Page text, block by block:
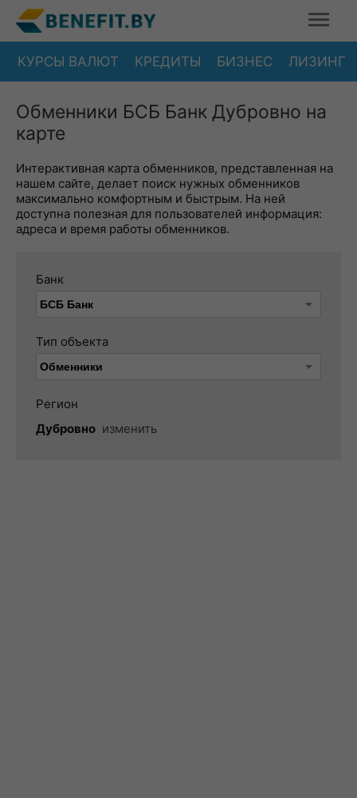
КУРСЫ ВАЛЮТ КРЕДИТЫ БИЗНЕС ЛИЗИНГ
Обменники БСБ Банк Дубровно на
карте
Интерактивная карта обменников, представленная на
нашем сайте, делает поиск нужных обменников
максимально комфортным и быстрым. На ней
доступна полезная для пользователей информация:
адреса и время работы обменников.
Банк
Тип объекта
Регион
Дубровно изменить